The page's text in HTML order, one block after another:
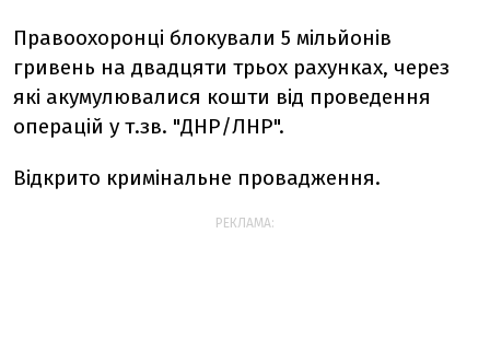
Правоохоронці блокували 5 мільйонів
гривень на двадцяти трьох рахунках, через
які акумулювалися кошти від проведення
операцій у т.зв. "ДНР/ЛНР".
Відкрито кримінальне провадження.
РЕКЛАМА: